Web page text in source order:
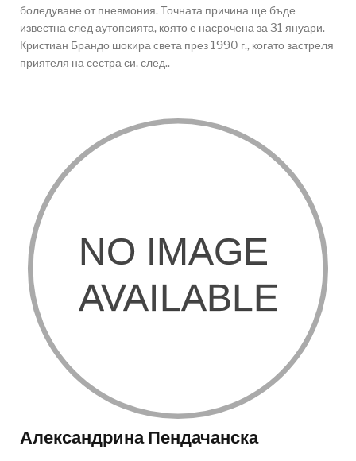
боледуване от пневмония. Точната причина ще бъде
известна след аутопсията, която е насрочена за 31 януари.
Кристиан Брандо шокира света през 1990 г., когато застреля
приятеля на сестра си, след..
Александрина Пендачанска